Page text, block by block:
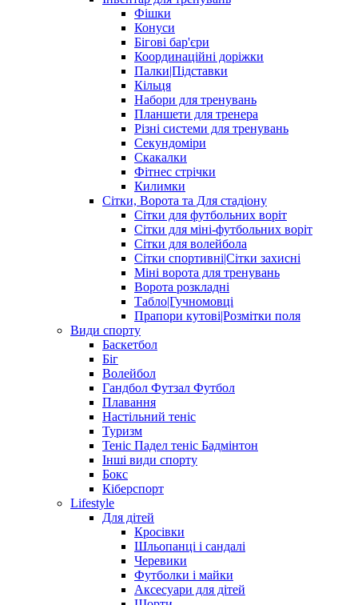
Фішки
Конуси
Бігові бар'єри
Координаційні доріжки
Палки|Підставки
Кільця
Набори для тренувань
Планшети для тренера
Різні системи для тренувань
Секундоміри
Скакалки
Фітнес стрічки
Килимки
Сітки, Ворота та Для стадіону
Сітки для футбольних воріт
Сітки для міні-футбольних воріт
Сітки для волейбола
Сітки спортивні|Cітки захисні
Міні ворота для тренувань
Ворота розкладні
Табло|Гучномовці
Прапори кутові|Розмітки поля
Види спорту
Баскетбол
Біг
Волейбол
Гандбол Футзал Футбол
Плавання
Настільний теніс
Туризм
Теніс Падел теніс Бадмінтон
Інші види спорту
Бокс
Кіберспорт
Lifestyle
Для дітей
Кросівки
Шльопанці і сандалі
Черевики
Футболки і майки
Аксесуари для дітей